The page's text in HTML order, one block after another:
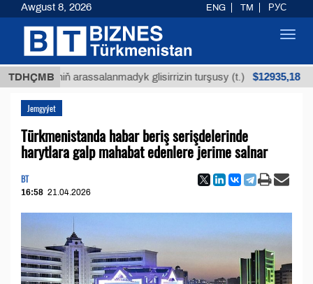
TDHÇMBarassalanmadyk glisirrizin turşusy (t.) $12935,18
Jemgyýet
Türkmenistanda habar beriş serişdelerinde
harytlara galp mahabat edenlere jerime salnar
BT
16:58 21.04.2026
Awgust 8, 2026 ENG TM РУС